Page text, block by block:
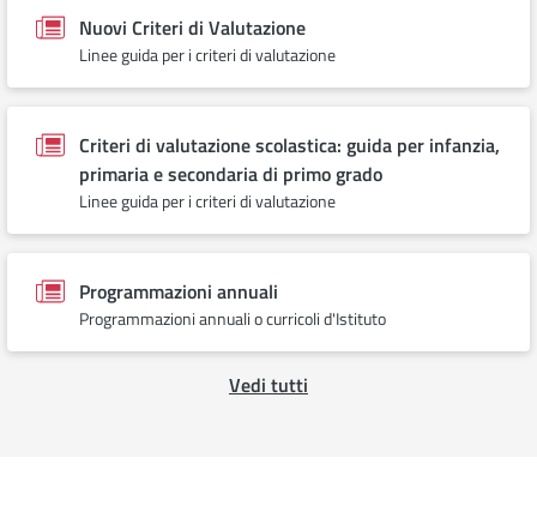
Nuovi Criteri di Valutazione
Linee guida per i criteri di valutazione
Criteri di valutazione scolastica: guida per infanzia,
primaria e secondaria di primo grado
Linee guida per i criteri di valutazione
Programmazioni annuali
Programmazioni annuali o curricoli d'Istituto
Vedi tutti